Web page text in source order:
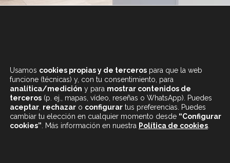
DE 9.30 A 20H
Usamos cookies propias y de terceros para que la web
funcione (técnicas) y, con tu consentimiento, para
analítica/medición y para mostrar contenidos de
terceros (p. ej., mapas, vídeo, reseñas o WhatsApp). Puedes
aceptar rechazar o configurar tus preferencias. Puedes
cambiar tu elección en cualquier momento desde “Configurar
cookies” . Más información en nuestra Política de cookies